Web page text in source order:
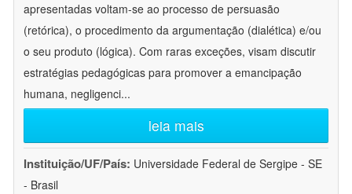
apresentadas voltam-se ao processo de persuasão
(retórica), o procedimento da argumentação (dialética) e/ou
o seu produto (lógica). Com raras exceções, visam discutir
estratégias pedagógicas para promover a emancipação
humana, negligenci...
leia mais
Instituição/UF/País: Universidade Federal de Sergipe - SE
- Brasil